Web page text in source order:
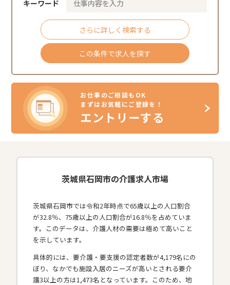
キーワード
さらに詳しく検索する
この条件で求人を探す
お仕事のご相談もOK
まずはお気軽にご登録を！
エントリーする
茨城県石岡市の介護求人市場
茨城県石岡市では令和2年時点で65歳以上の人口割合
が32.8％、75歳以上の人口割合が16.8％を占めていま
す。このデータは、介護人材の需要は極めて高いこと
を示しています。
具体的には、要介護・要支援の認定者数が4,179名にの
ぼり、なかでも施設入居のニーズが高いとされる要介
護3以上の方は1,473名となっています。このため、地